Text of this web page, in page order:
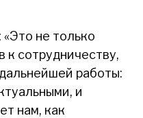
не только
к сотрудничеству,
работы:
и
нам, как